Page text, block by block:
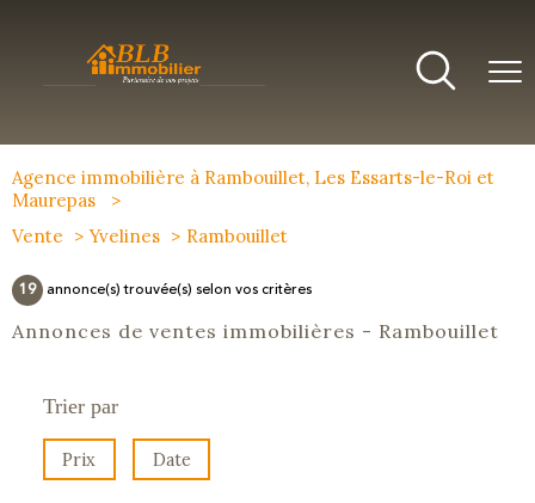
Agence immobilière à Rambouillet, Les Essarts-le-Roi et
Maurepas
Vente
Yvelines Rambouillet
19 annonce(s) trouvée(s) selon vos critères
Annonces de ventes immobilières - Rambouillet
Trier par
Prix Date